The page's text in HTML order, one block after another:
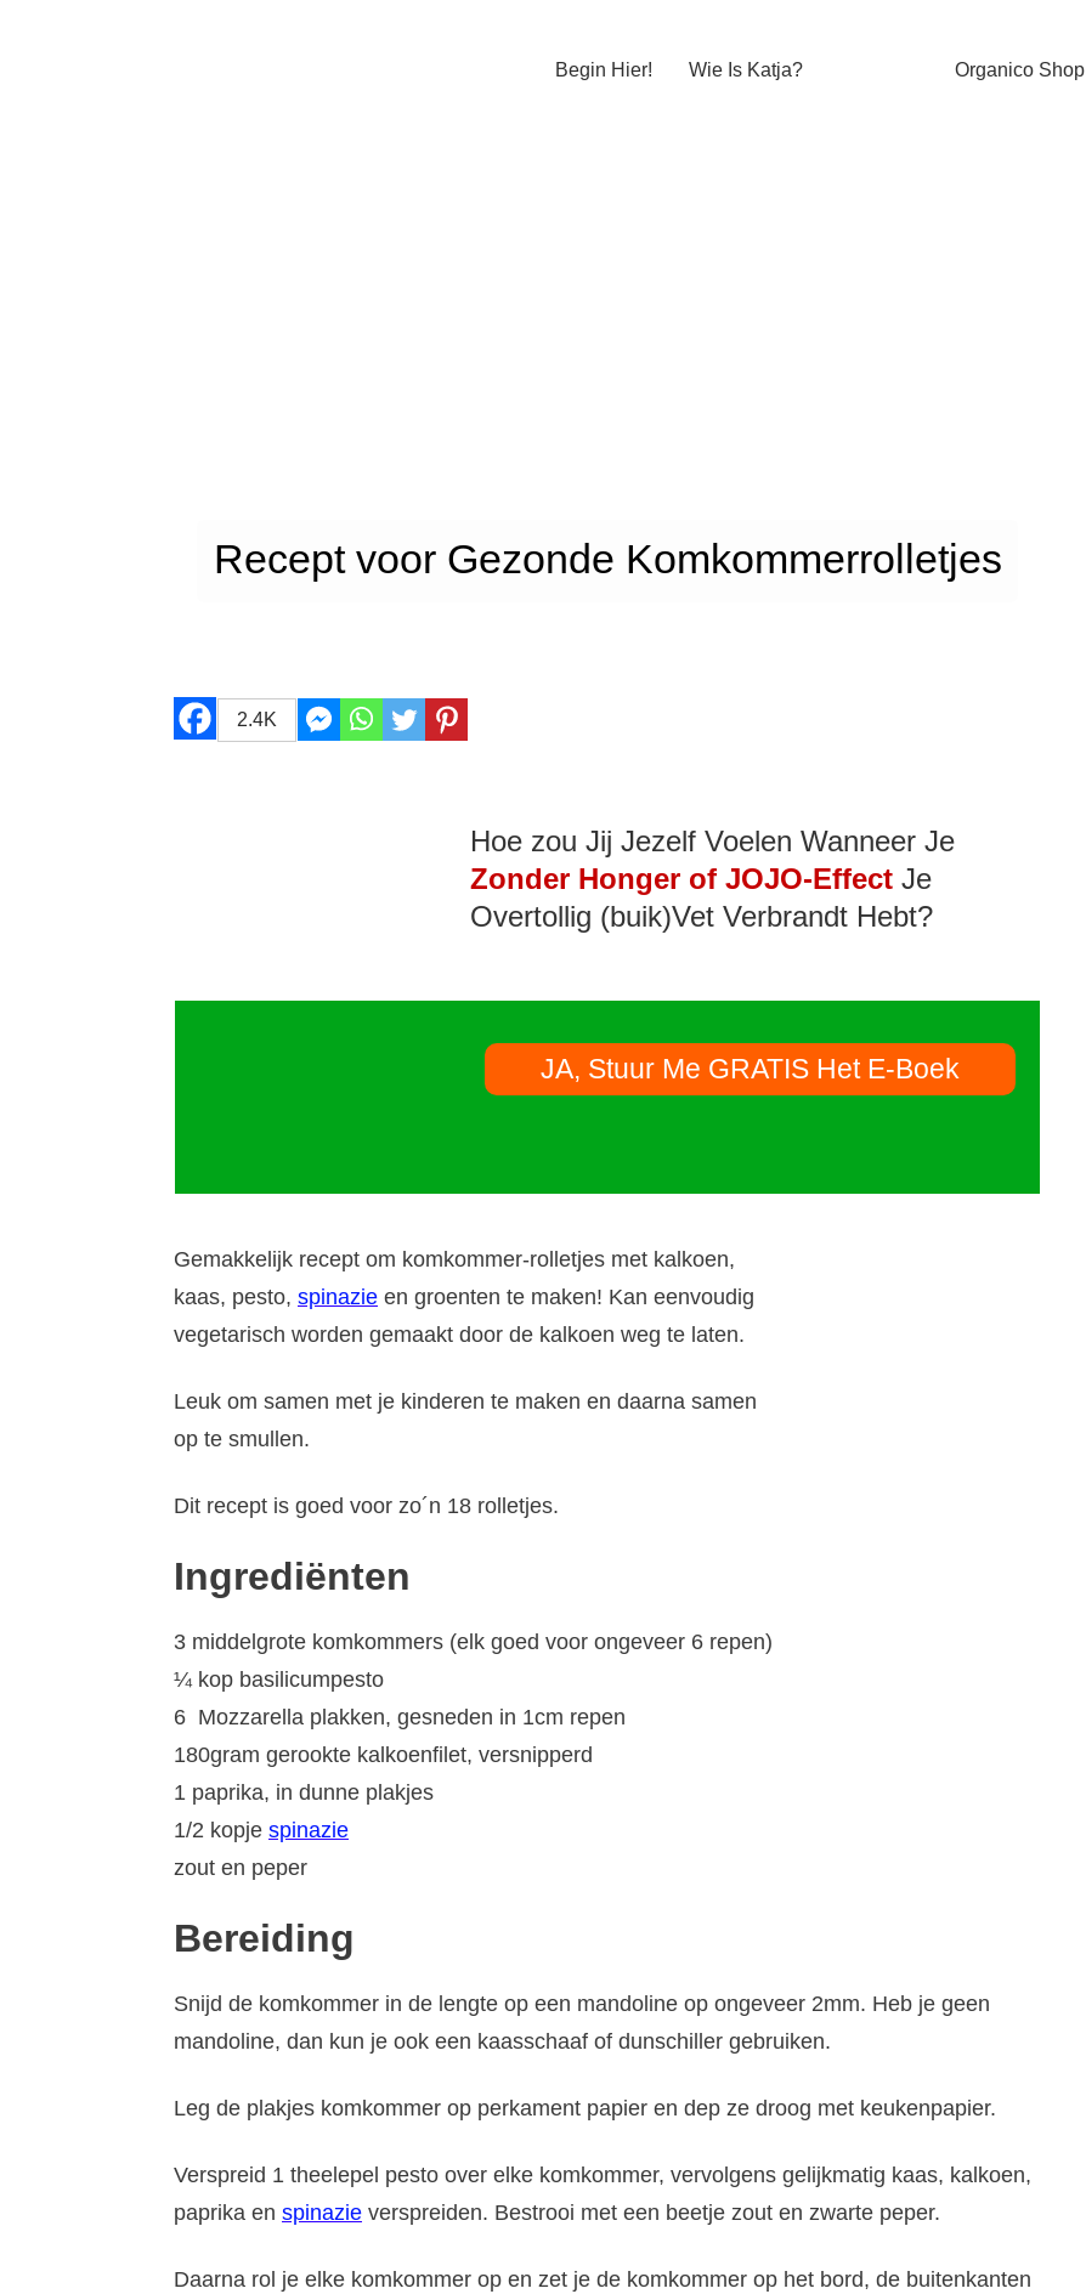
Begin Hier! Wie Is Katja? Organico Shop
Recept voor Gezonde Komkommerrolletjes
2.4K
Hoe zou Jij Jezelf Voelen Wanneer Je
Zonder Honger of JOJO-Effect Je
Overtollig (buik)Vet Verbrandt Hebt?
JA, Stuur Me GRATIS Het E-Boek
Gemakkelijk recept om komkommer-rolletjes met kalkoen,
kaas, pesto, spinazie en groenten te maken! Kan eenvoudig
vegetarisch worden gemaakt door de kalkoen weg te laten.
Leuk om samen met je kinderen te maken en daarna samen
op te smullen.
Dit recept is goed voor zo´n 18 rolletjes.
Ingrediënten
3 middelgrote komkommers (elk goed voor ongeveer 6 repen)
¼ kop basilicumpesto
6 Mozzarella plakken, gesneden in 1cm repen
180gram gerookte kalkoenfilet, versnipperd
1 paprika, in dunne plakjes
1/2 kopje spinazie
zout en peper
Bereiding
Snijd de komkommer in de lengte op een mandoline op ongeveer 2mm. Heb je geen
mandoline, dan kun je ook een kaasschaaf of dunschiller gebruiken.
Leg de plakjes komkommer op perkament papier en dep ze droog met keukenpapier.
Verspreid 1 theelepel pesto over elke komkommer, vervolgens gelijkmatig kaas, kalkoen,
paprika en spinazie verspreiden. Bestrooi met een beetje zout en zwarte peper.
Daarna rol je elke komkommer op en zet je de komkommer op het bord, de buitenkanten